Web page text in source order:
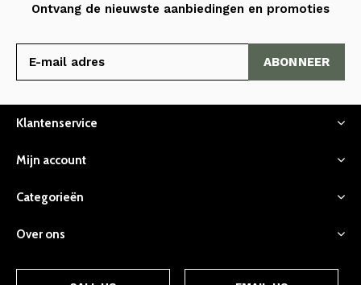
Ontvang de nieuwste aanbiedingen en promoties
ABONNEER
Klantenservice
Mijn account
Categorieën
Over ons